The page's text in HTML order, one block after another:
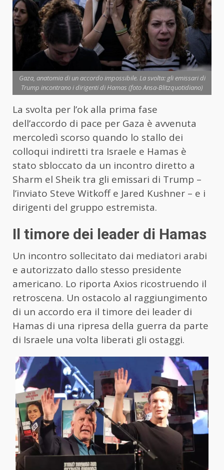
Gaza, anatomia di un accordo impossibile. La svolta: gli emissari di
Trump incontrano i dirigenti di Hamas (foto Ansa-Blitzquotidiano)
La svolta per l’ok alla prima fase
dell’accordo di pace per Gaza è avvenuta
mercoledì scorso quando lo stallo dei
colloqui indiretti tra Israele e Hamas è
stato sbloccato da un incontro diretto a
Sharm el Sheik tra gli emissari di Trump –
l’inviato Steve Witkoff e Jared Kushner – e i
dirigenti del gruppo estremista.
Il timore dei leader di Hamas
Un incontro sollecitato dai mediatori arabi
e autorizzato dallo stesso presidente
americano. Lo riporta Axios ricostruendo il
retroscena. Un ostacolo al raggiungimento
di un accordo era il timore dei leader di
Hamas di una ripresa della guerra da parte
di Israele una volta liberati gli ostaggi.